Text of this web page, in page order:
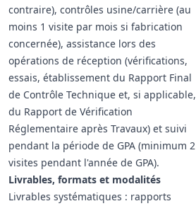
contraire), contrôles usine/carrière (au
moins 1 visite par mois si fabrication
concernée), assistance lors des
opérations de réception (vérifications,
essais, établissement du Rapport Final
de Contrôle Technique et, si applicable,
du Rapport de Vérification
Réglementaire après Travaux) et suivi
pendant la période de GPA (minimum 2
visites pendant l'année de GPA).
Livrables, formats et modalités
Livrables systématiques : rapports